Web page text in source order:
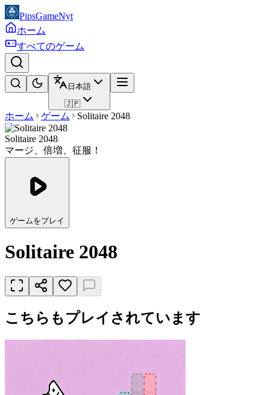
PipsGameNyt
ホーム
すべてのゲーム
日本語
🇯🇵
ホーム ゲーム Solitaire 2048
Solitaire 2048
マージ、倍増、征服！
ゲームをプレイ
Solitaire 2048
こちらもプレイされています